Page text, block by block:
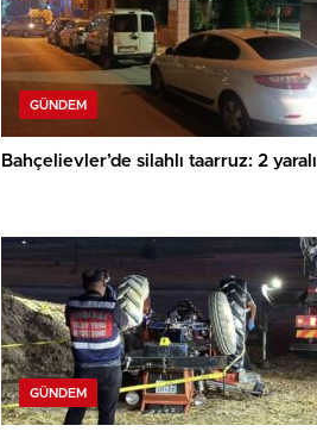
GÜNDEM
Bahçelievler’de silahlı taarruz: 2 yaralı
GÜNDEM